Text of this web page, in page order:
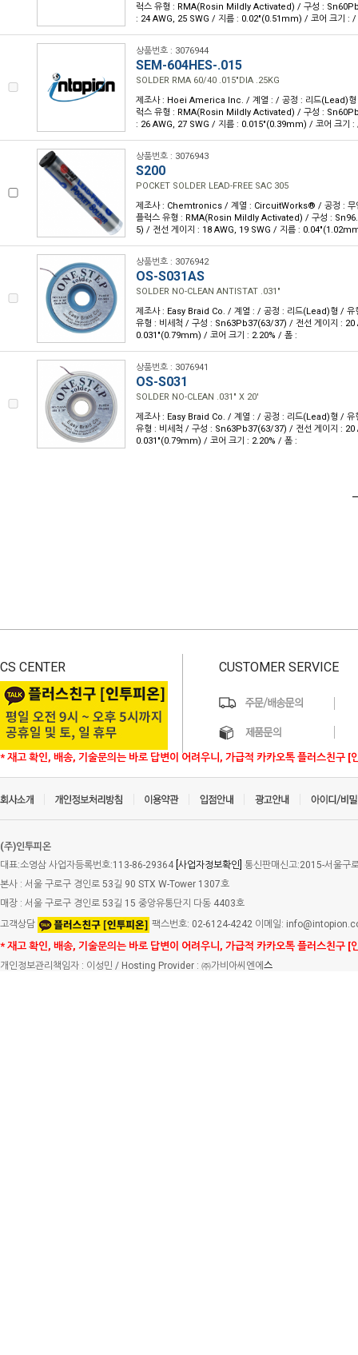
럭스 유형 : RMA(Rosin Mildly Activated) / 구성 :
: 24 AWG, 25 SWG / 지름 : 0.02"(0.51mm) / 코어 크기 :
상품번호 : 3076944
SEM-604HES-.015
SOLDER RMA 60/40 .015"DIA .25KG
제조사 : Hoei America Inc. / 계열 : / 공정 : 리드(Lead)형
럭스 유형 : RMA(Rosin Mildly Activated) / 구성 :
: 26 AWG, 27 SWG / 지름 : 0.015"(0.39mm) / 코어 크기
상품번호 : 3076943
S200
POCKET SOLDER LEAD-FREE SAC 305
제조사 : Chemtronics / 계열 : CircuitWorks® / 공정 : 무
플럭스 유형 : RMA(Rosin Mildly Activated) / 구성 :
5) / 전선 게이지 : 18 AWG, 19 SWG / 지름 :
상품번호 : 3076942
OS-S031AS
SOLDER NO-CLEAN ANTISTAT .031"
제조사 : Easy Braid Co. / 계열 : / 공정 : 리드(Lead)형 / 유
유형 : 비세척 / 구성 : Sn63Pb37(63/37) / 전선 게이지 : 20
0.031"(0.79mm) / 코어 크기 : 2.20% / 폼 :
상품번호 : 3076941
OS-S031
SOLDER NO-CLEAN .031" X 20'
제조사 : Easy Braid Co. / 계열 : / 공정 : 리드(Lead)형 / 유
유형 : 비세척 / 구성 : Sn63Pb37(63/37) / 전선 게이지 : 20
0.031"(0.79mm) / 코어 크기 : 2.20% / 폼 :
CS CENTER
* 재고 확인, 배송, 기술문의는 바로 답변이 어려우니, 가급적 카카오톡 플러스친구 [
CUSTOMER SERVICE
(주)인투피온
대표:소영삼 사업자등록번호:113-86-29364 [사업자정보확인] 통신판매신고:2015-서울구
본사 : 서울 구로구 경인로 53길 90 STX W-Tower 1307호
매장 : 서울 구로구 경인로 53길 15 중앙유통단지 다동 4403호
고객상담
팩스번호: 02-6124-4242 이메일:
* 재고 확인, 배송, 기술문의는 바로 답변이 어려우니, 가급적 카카오톡 플러스친구 [
개인정보관리책임자 : 이성민 / Hosting Provider : ㈜가비아씨엔에 스